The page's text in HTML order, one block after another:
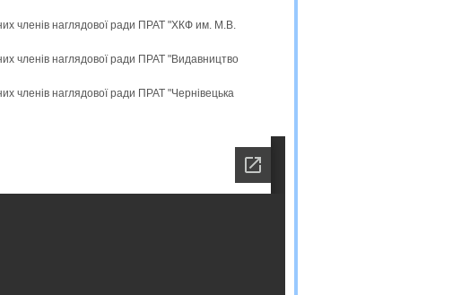
членів наглядової ради ПРАТ "ХКФ им. М.В.
членів наглядової ради ПРАТ "Видавництво
членів наглядової ради ПРАТ "Чернівецька